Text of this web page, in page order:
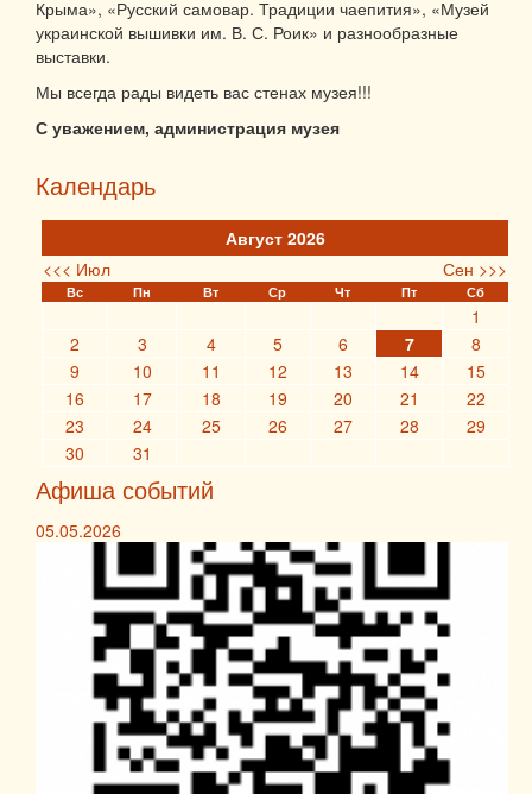
Крыма», «Русский самовар. Традиции чаепития», «Музей
украинской вышивки им. В. С. Роик» и разнообразные
выставки.
Мы всегда рады видеть вас стенах музея!!!
С уважением, администрация музея
Календарь
Август 2026
<<< Июл
Сен >>>
Вс Пн Вт Ср Чт Пт Сб
1
2
3 4 5 6 7
8
9
10 11 12 13 14
15
16
17 18 19 20 21
22
23
24 25 26 27 28
29
30
31
Афиша событий
05.05.2026